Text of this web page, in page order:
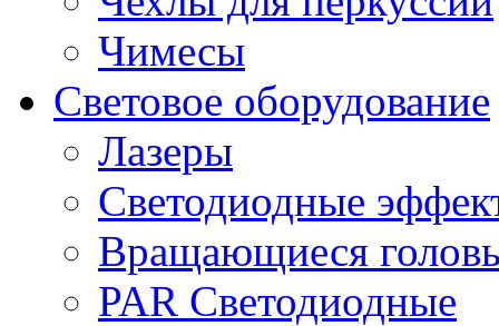
Чимесы
Световое оборудование
Лазеры
Светодиодные
Вращающиеся
PAR Светодиодные